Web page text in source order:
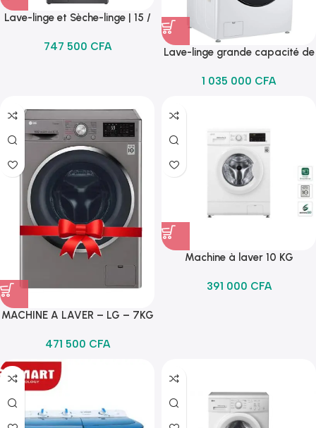
Lave-linge et Sèche-linge | 15 /
DD | Steam | ThinQ
747 500 CFA
Lave-linge grande capacité de
et durable grâçe au moteur
ans de garantie sur le moteur
1 035 000 CFA
MACHINE A LAVER – LG – 7KG
F2J6HGP2S – SILVER – A+++
471 500 CFA
Machine à laver 10 KG
391 000 CFA